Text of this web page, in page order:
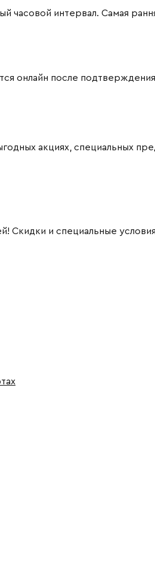
интервал. Самая
онлайн после
акциях, специальных
Скидки и специальные